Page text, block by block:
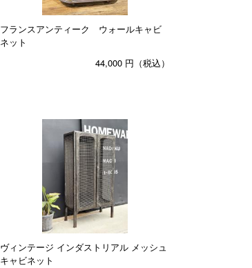
フランスアンティーク ウォールキャビ
ネット
44,000 円（税込）
ヴィンテージ インダストリアル メッシュ
キャビネット